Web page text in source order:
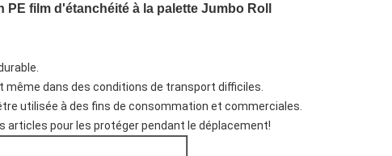
film d'étanchéité à la palette Jumbo Roll
dans des conditions de transport difficiles.
être utilisée à des fins de consommation et commerciales.
articles pour les protéger pendant le déplacement!